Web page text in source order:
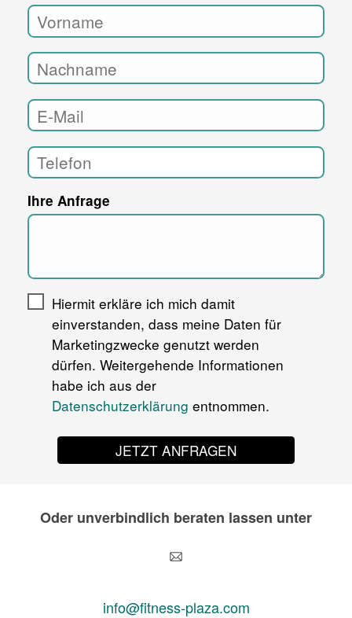
Ihre Anfrage
Hiermit erkläre ich mich damit
einverstanden, dass meine Daten für
Marketingzwecke genutzt werden
dürfen. Weitergehende Informationen
habe ich aus der
Datenschutzerklärung entnommen.
JETZT ANFRAGEN
Oder unverbindlich beraten lassen unter
info@fitness-plaza.com